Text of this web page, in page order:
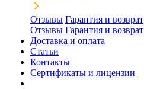
Отзывы Гарантия и возврат
Отзывы Гарантия и возврат
Доставка и оплата
Статьи
Контакты
Сертификаты и лицензии